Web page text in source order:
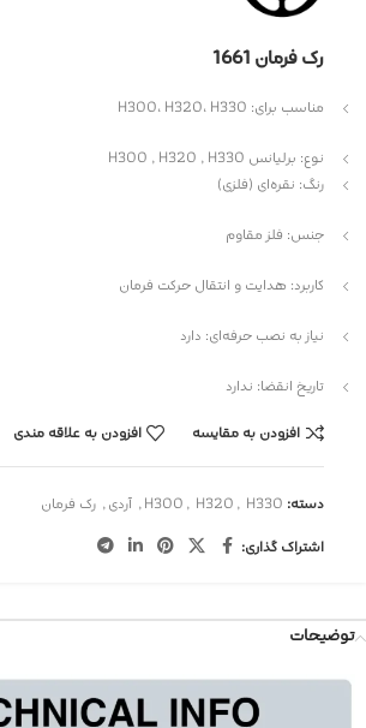
رک فرمان 1661
مناسب برای: H300، H320، H330
نوع: برلیانس H300 , H320 , H330
رنگ: نقره‌ای (فلزی)
جنس: فلز مقاوم
کاربرد: هدایت و انتقال حرکت فرمان
نیاز به نصب حرفه‌ای: دارد
تاریخ انقضا: ندارد
افزودن به مقایسه
افزودن به علاقه مندی
دسته: H300, H320, H330
, آردی, رک فرمان
اشتراک گذاری:
توضیحات